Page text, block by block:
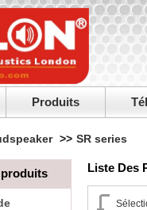
Produits
>> SR series
Liste Des